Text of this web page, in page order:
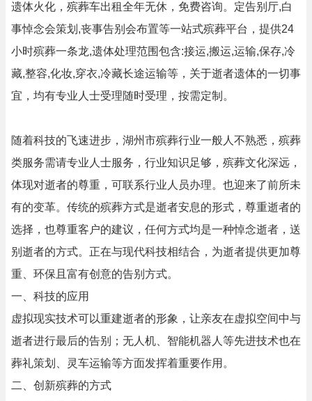
遗体火化，殡葬车出租全年无休，免费咨询。定告别厅,白
事悼念会策划,丧事告别会布置等一站式殡葬平台，提供24
小时殡葬一条龙,遗体处理范围包含:接运,搬运,运输,保存,冷
藏,整容,化妆,穿衣,冷藏长途运输等，关于逝者遗体的一切事
宜，均有专业人士受理随时受理，按需定制。
随着科技的飞速进步，湖州市殡葬行业一般人不熟悉，殡葬
类服务需请专业人士服务，行业知识足够，殡葬文化深远，
体现对逝者的尊重，可联系行业人员办理。也迎来了前所未
有的变革。传统的殡葬方式是逝者安息的形式，尊重逝者的
选择，也尊重客户的建议，任何方式均是一种悼念逝者，送
别逝者的方式。正在与现代科技相结合，为逝者提供更加尊
重、环保且富有创意的告别方式。
一、科技的应用
虚拟现实技术可以重建逝者的形象，让亲友在虚拟空间中与
逝者进行最后的告别；无人机、智能机器人等先进技术也在
葬礼策划、灵车运输等方面发挥着重要作用。
二、创新殡葬的方式